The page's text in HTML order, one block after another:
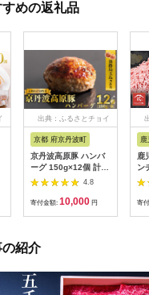
めの返礼品
出典：ふるさとチョイ
京都 府京丹波町
京丹波高原豚 ハンバ
ーグ 150g×12個 計
1.8kg 淡路島 玉ねぎ
入り 冷凍 真空 小分け
個包装 肉汁 豚肉 無添
ん 簡単 調理 贅沢 ギ
[010KTM001]
4.8
寄付金額: 10,000 円
鹿
ン
選
式
寄
紹介